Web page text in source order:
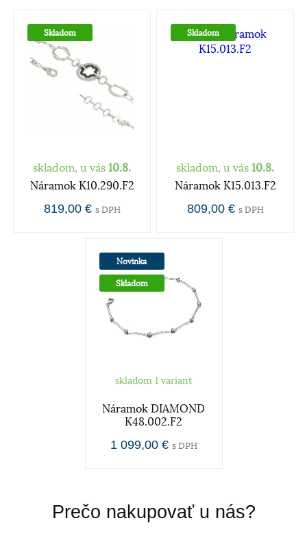
Skladom
skladom, u vás 10.8.
Náramok K10.290.F2
819,00 € s DPH
Skladom
skladom, u vás 10.8.
Náramok K15.013.F2
809,00 € s DPH
Novinka
Skladom
skladom 1 variant
Náramok DIAMOND
K48.002.F2
1 099,00 € s DPH
Prečo nakupovať u nás?